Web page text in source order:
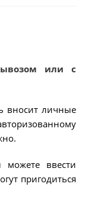
или с
вносит личные
ввести
пригодиться